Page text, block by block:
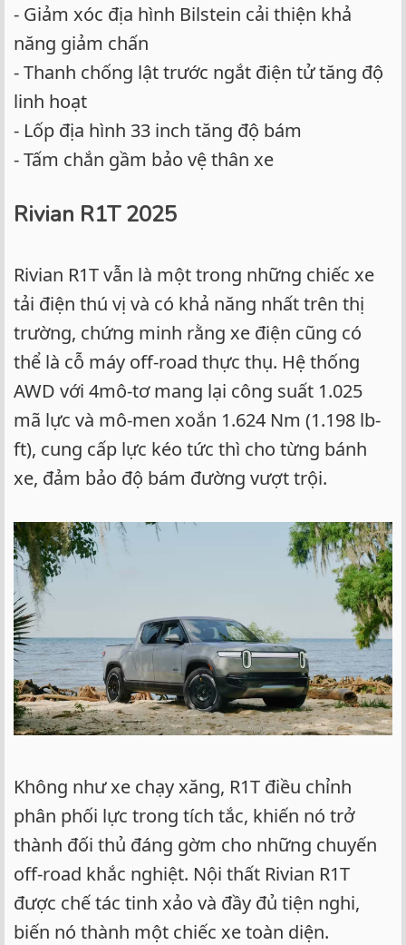
- Giảm xóc địa hình Bilstein cải thiện khả
năng giảm chấn
- Thanh chống lật trước ngắt điện tử tăng độ
linh hoạt
- Lốp địa hình 33 inch tăng độ bám
- Tấm chắn gầm bảo vệ thân xe
Rivian R1T 2025
Rivian R1T vẫn là một trong những chiếc xe
tải điện thú vị và có khả năng nhất trên thị
trường, chứng minh rằng xe điện cũng có
thể là cỗ máy off-road thực thụ. Hệ thống
AWD với 4mô-tơ mang lại công suất 1.025
mã lực và mô-men xoắn 1.624 Nm (1.198 lb-
ft), cung cấp lực kéo tức thì cho từng bánh
xe, đảm bảo độ bám đường vượt trội.
Không như xe chạy xăng, R1T điều chỉnh
phân phối lực trong tích tắc, khiến nó trở
thành đối thủ đáng gờm cho những chuyến
off-road khắc nghiệt. Nội thất Rivian R1T
được chế tác tinh xảo và đầy đủ tiện nghi,
biến nó thành một chiếc xe toàn diện.